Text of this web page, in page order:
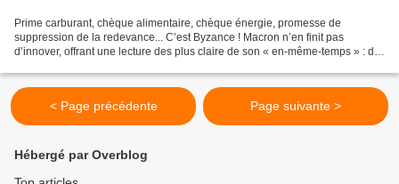
Prime carburant, chèque alimentaire, chèque énergie, promesse de
suppression de la redevance... C’est Byzance ! Macron n’en finit pas
d’innover, offrant une lecture des plus claire de son « en-même-temps » : de
< Page précédente Page suivante >
Hébergé par Overblog